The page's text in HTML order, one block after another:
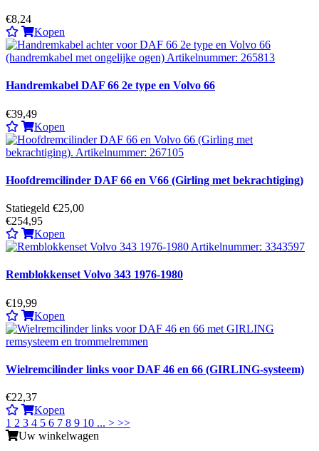
€8,24
Kopen
Handremkabel DAF 66 2e type en Volvo 66
€39,49
Kopen
Hoofdremcilinder DAF 66 en V66 (Girling met bekrachtiging)
Statiegeld €25,00
€254,95
Kopen
Remblokkenset Volvo 343 1976-1980
€19,99
Kopen
Wielremcilinder links voor DAF 46 en 66 (GIRLING-systeem)
€22,37
Kopen
1 2 3 4 5 6 7 8 9 10 ... > >>
Uw winkelwagen